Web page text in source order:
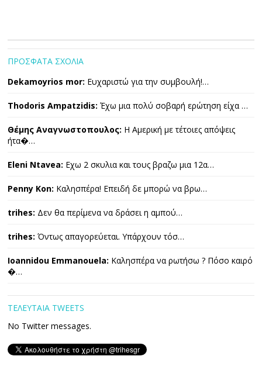
ΠΡΟΣΦΑΤΑ ΣΧΟΛΙΑ
Dekamoyrios mor: Ευχαριστώ για την συμβουλή!…
Thodoris Ampatzidis: Έχω μια πολύ σοβαρή ερώτηση είχα …
Θέμης Αναγνωστοπουλος: Η Αμερική με τέτοιες απόψεις
ήτα�…
Eleni Ntavea: Εχω 2 σκυλια και τους βραζω μια 12α…
Penny Kon: Καλησπέρα! Επειδή δε μπορώ να βρω…
trihes: Δεν θα περίμενα να δράσει η αμπού…
trihes: Όντως απαγορεύεται. Υπάρχουν τόσ…
Ioannidou Emmanouela: Καλησπέρα να ρωτήσω ? Πόσο καιρό
�…
ΤΕΛΕΥΤΑΙΑ TWEETS
No Twitter messages.